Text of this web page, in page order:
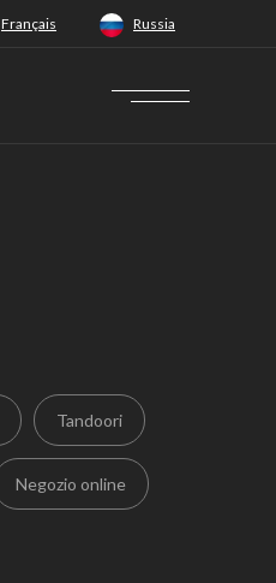
Français Russia
Tandoori
Negozio online